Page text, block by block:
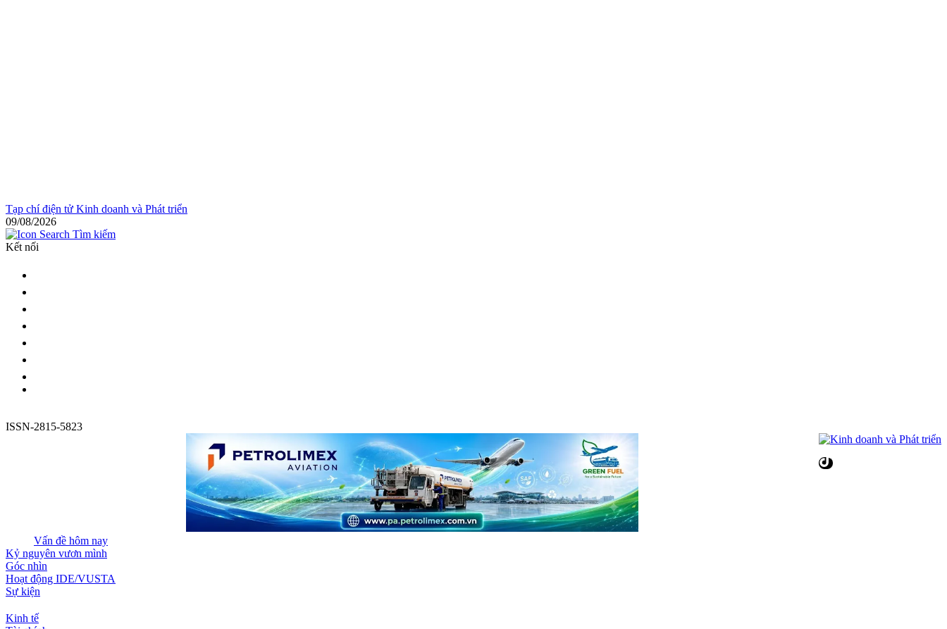
Tạp chí điện tử Kinh doanh và Phát triển
09/08/2026
Tìm kiếm
Kết nối
ISSN-2815-5823
Vấn đề hôm nay
Kỷ nguyên vươn mình
Góc nhìn
Hoạt động IDE/VUSTA
Sự kiện
Kinh tế